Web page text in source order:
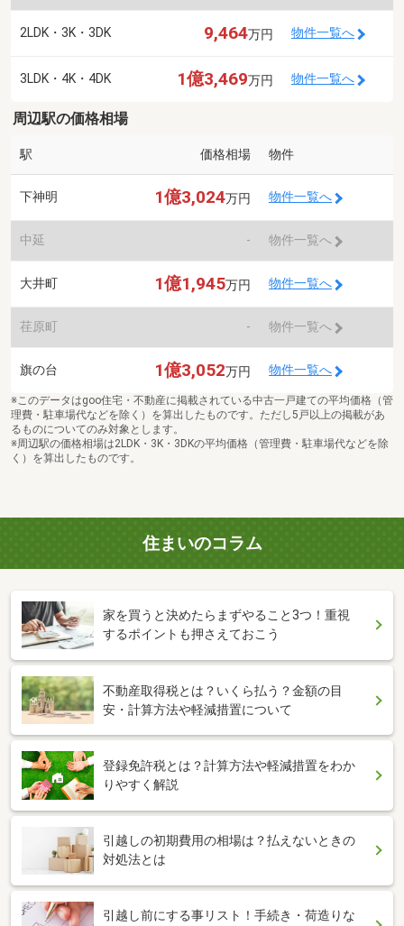
2LDK・3K・3DK 9,464万円 物件一覧へ
3LDK・4K・4DK 1億3,469万円 物件一覧へ
周辺駅の価格相場
駅 価格相場 物件
下神明 1億3,024万円 物件一覧へ
中延 - 物件一覧へ
大井町 1億1,945万円 物件一覧へ
荏原町 - 物件一覧へ
旗の台 1億3,052万円 物件一覧へ
※このデータはgoo住宅・不動産に掲載されている中古一戸建ての平均価格（管
理費・駐車場代などを除く）を算出したものです。ただし5戸以上の掲載があ
るものについてのみ対象とします。
※周辺駅の価格相場は2LDK・3K・3DKの平均価格（管理費・駐車場代などを除
く）を算出したものです。
住まいのコラム
家を買うと決めたらまずやること3つ！重視
するポイントも押さえておこう
不動産取得税とは？いくら払う？金額の目
安・計算方法や軽減措置について
登録免許税とは？計算方法や軽減措置をわか
りやすく解説
引越しの初期費用の相場は？払えないときの
対処法とは
引越し前にする事リスト！手続き・荷造りな